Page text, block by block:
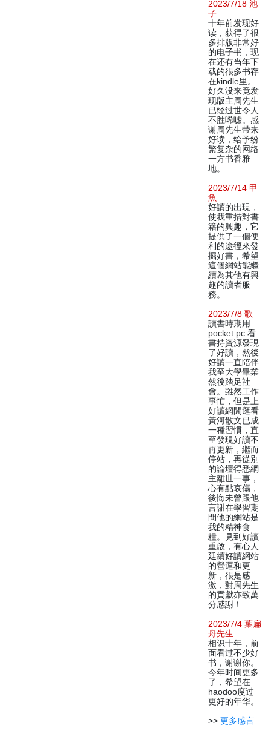
2023/7/18 池
子
十年前发现好
读，获得了很
多排版非常好
的电子书，现
在还有当年下
载的很多书存
在kindle里。
好久没来竟发
现版主周先生
已经过世令人
不胜唏嘘。感
谢周先生带来
好读，给予纷
繁复杂的网络
一方书香雅
地。
2023/7/14 甲
魚
好讀的出現，
使我重措對書
籍的興趣，它
提供了一個便
利的途徑來發
掘好書，希望
這個網站能繼
續為其他有興
趣的讀者服
務。
2023/7/8 歌
讀書時期用
pocket pc 看
書持資源發現
了好讀，然後
好讀一直陪伴
我至大學畢業
然後踏足社
會。雖然工作
事忙，但是上
好讀網閒逛看
黃河散文已成
一種習慣，直
至發現好讀不
再更新，繼而
停站，再從別
的論壇得悉網
主離世一事，
心有點哀傷，
後悔未曾跟他
言謝在學習期
間他的網站是
我的精神食
糧。見到好讀
重啟，有心人
延續好讀網站
的營運和更
新，很是感
激，對周先生
的貢獻亦致萬
分感謝！
2023/7/4 葉扁
舟先生
相识十年，前
面看过不少好
书，谢谢你。
今年时间更多
了，希望在
haodoo度过
更好的年华。
>> 更多感言